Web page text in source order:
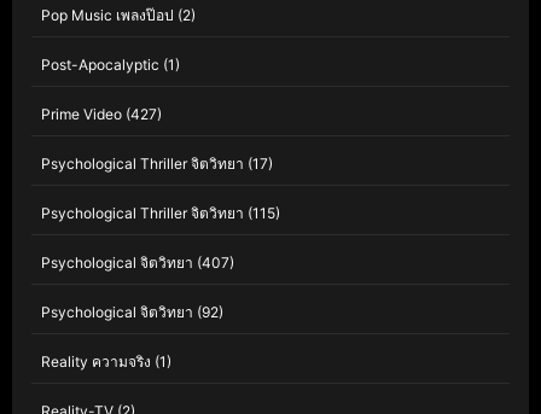
Pop Music เพลงป๊อป (2)
Post-Apocalyptic (1)
Prime Video (427)
Psychological Thriller จิตวิทยา (17)
Psychological Thriller จิตวิทยา (115)
Psychological จิตวิทยา (407)
Psychological จิตวิทยา (92)
Reality ความจริง (1)